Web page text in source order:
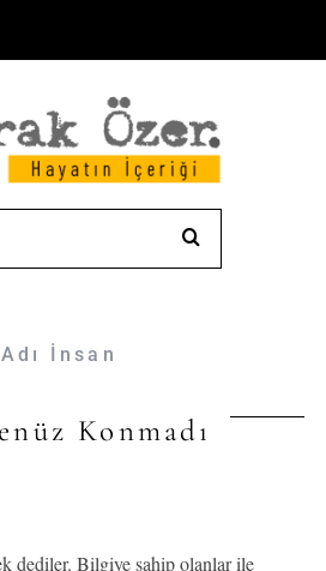
Adı İnsan
Konmadı
dediler. Bilgiye sahip olanlar ile